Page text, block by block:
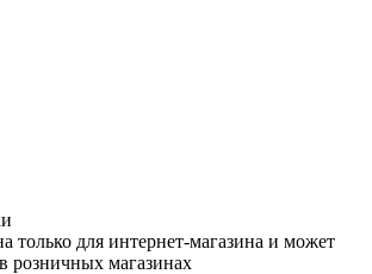
только для интернет-магазина и может
розничных магазинах